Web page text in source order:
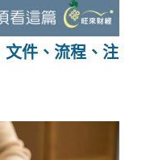
文件、流程、注